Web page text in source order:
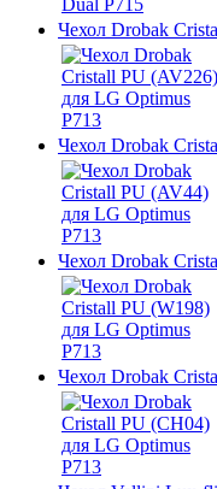
Чехол Drobak
Чехол Drobak
Чехол Drobak
Чехол Drobak